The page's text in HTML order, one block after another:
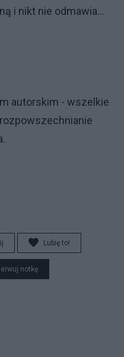
i nikt nie odmawia…
autorskim - wszelkie
Lubię to!
notkę